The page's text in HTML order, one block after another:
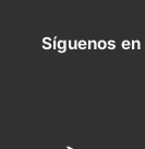
Síguenos en